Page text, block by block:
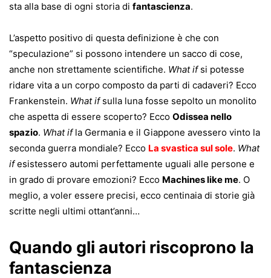
sta alla base di ogni storia di fantascienza.
L’aspetto positivo di questa definizione è che con
“speculazione” si possono intendere un sacco di cose,
anche non strettamente scientifiche. What ifsi potesse
ridare vita a un corpo composto da parti di cadaveri? Ecco
Frankenstein. What ifsulla luna fosse sepolto un monolito
che aspetta di essere scoperto? Ecco Odissea nello
spazio. What ifla Germania e il Giappone avessero vinto la
seconda guerra mondiale? Ecco La svastica sul sole. What
ifesistessero automi perfettamente uguali alle persone e
in grado di provare emozioni? Ecco Machines like me. O
meglio, a voler essere precisi, ecco centinaia di storie già
scritte negli ultimi ottant’anni…
Quando gli autori riscoprono la
fantascienza